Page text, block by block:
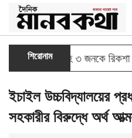
শিরোনাম
৩ জনকে রিকশা উপহার
ইচাইল উচ্চবিদ্যালয়ের
সহকারীর বিরুদ্ধে অর্থ